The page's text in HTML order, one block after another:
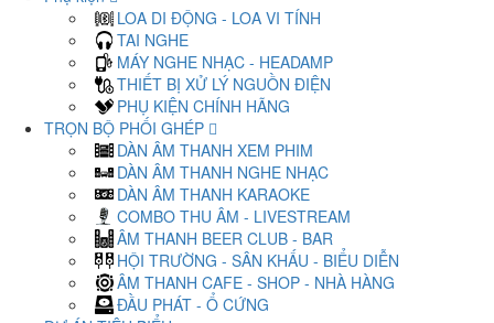
LOA DI ĐỘNG - LOA VI TÍNH
TAI NGHE
MÁY NGHE NHẠC - HEADAMP
THIẾT BỊ XỬ LÝ NGUỒN ĐIỆN
PHỤ KIỆN CHÍNH HÃNG
TRỌN BỘ PHỐI GHÉP
DÀN ÂM THANH XEM PHIM
DÀN ÂM THANH NGHE NHẠC
DÀN ÂM THANH KARAOKE
COMBO THU ÂM - LIVESTREAM
ÂM THANH BEER CLUB - BAR
HỘI TRƯỜNG - SÂN KHẤU - BIỂU DIỄN
ÂM THANH CAFE - SHOP - NHÀ HÀNG
ĐẦU PHÁT - Ổ CỨNG